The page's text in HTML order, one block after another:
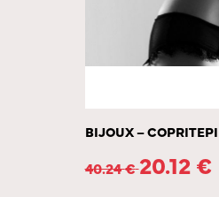
BIJOUX –
40.24€20.12 €